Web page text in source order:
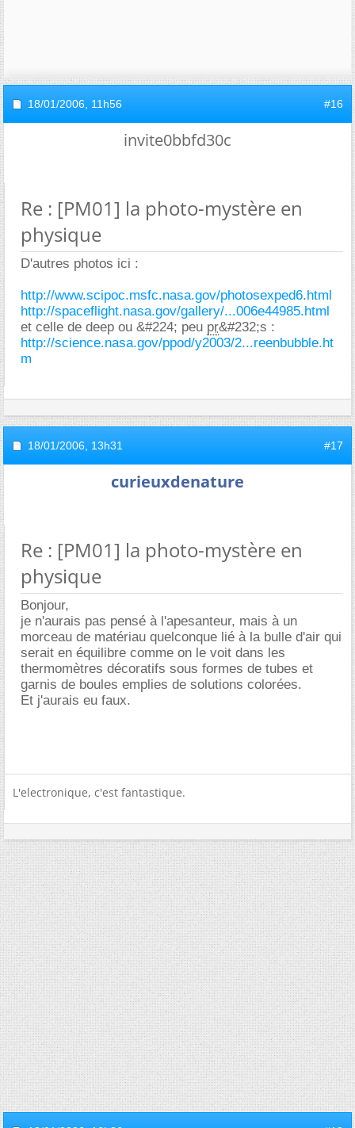
18/01/2006, 11h56 #16
invite0bbfd30c
Re : [PM01] la photo-mystère en
physique
D'autres photos ici :
http://www.scipoc.msfc.nasa.gov/photosexped6.html
http://spaceflight.nasa.gov/gallery/...006e44985.html
et celle de deep ou &#224; peu pr&#232;s :
http://science.nasa.gov/ppod/y2003/2...reenbubble.ht
m
18/01/2006, 13h31 #17
curieuxdenature
Re : [PM01] la photo-mystère en
physique
Bonjour,
je n'aurais pas pensé à l'apesanteur, mais à un
morceau de matériau quelconque lié à la bulle d'air qui
serait en équilibre comme on le voit dans les
thermomètres décoratifs sous formes de tubes et
garnis de boules emplies de solutions colorées.
Et j'aurais eu faux.
L'electronique, c'est fantastique.